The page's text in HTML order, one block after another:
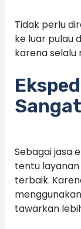
Tidak perlu
ke luar pulau
karena
Sebagai jasa
tentu
terbaik.
tawarkan